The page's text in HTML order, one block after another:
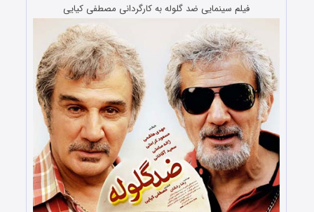
فیلم سینمایی ضد گلوله به کارگردانی مصطفی کیایی